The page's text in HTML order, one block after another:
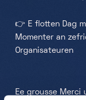
👉 E flotten Dag
Momenter an
Organisateuren
Ee grousse Merci